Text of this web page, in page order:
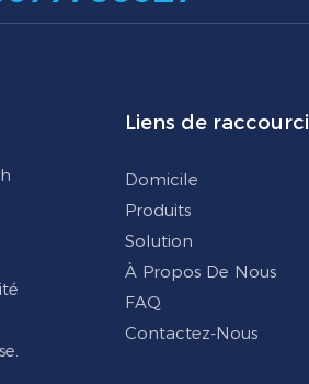
Liens de raccourci
Domicile
Produits
Solution
À Propos De Nous
FAQ
Contactez-Nous